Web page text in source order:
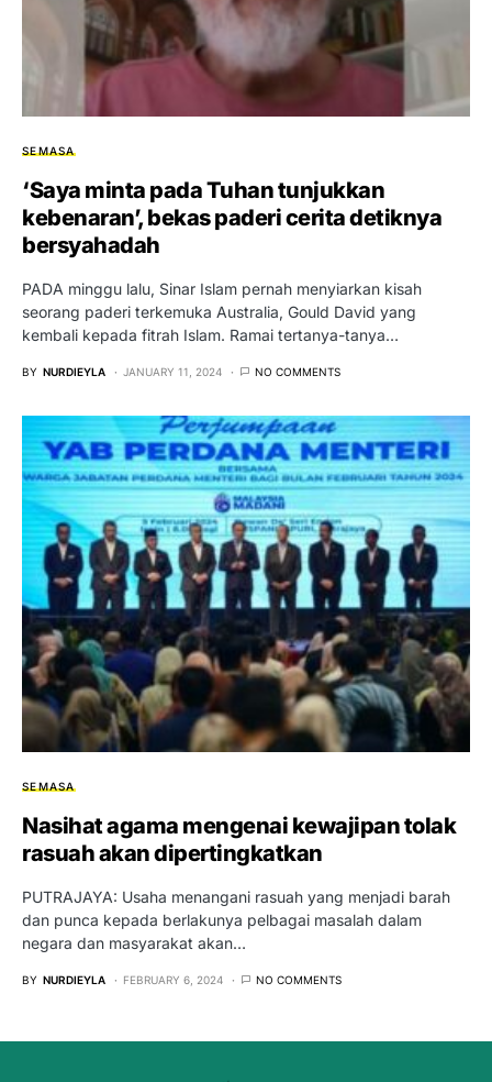
SEMASA
‘Saya minta pada Tuhan tunjukkan
kebenaran’, bekas paderi cerita detiknya
bersyahadah
PADA minggu lalu, Sinar Islam pernah menyiarkan kisah
seorang paderi terkemuka Australia, Gould David yang
kembali kepada fitrah Islam. Ramai tertanya-tanya…
BY NURDIEYLA JANUARY 11, 2024 NO COMMENTS
SEMASA
Nasihat agama mengenai kewajipan tolak
rasuah akan dipertingkatkan
PUTRAJAYA: Usaha menangani rasuah yang menjadi barah
dan punca kepada berlakunya pelbagai masalah dalam
negara dan masyarakat akan…
BY NURDIEYLA FEBRUARY 6, 2024 NO COMMENTS